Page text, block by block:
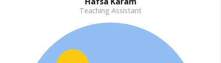
Teaching Assistant